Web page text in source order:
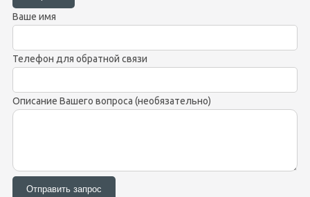
Ваше имя
Телефон для обратной связи
Описание Вашего вопроса (необязательно)